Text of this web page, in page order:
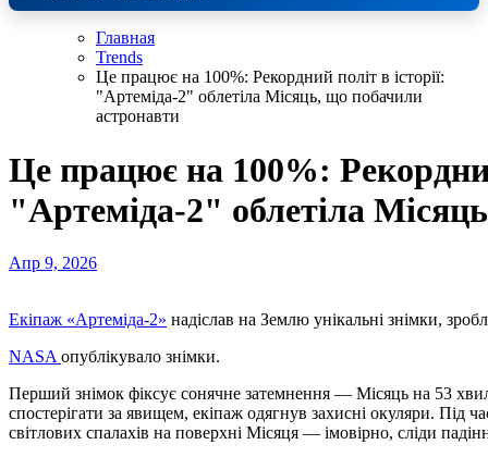
Главная
Trends
Це працює на 100%: Рекордний політ в історії:
"Артеміда-2" облетіла Місяць, що побачили
астронавти
Це працює на 100%:
"Артеміда-2" облетіла
Апр 9, 2026
Екіпаж «Артеміда-2» надіслав на Землю унікальні знімки,
NASA опублікувало знімки.
Перший знімок фіксує сонячне затемнення — Місяць на 53
спостерігати за явищем, екіпаж одягнув захисні окуляри. Під
світлових спалахів на поверхні Місяця — імовірно, сліди